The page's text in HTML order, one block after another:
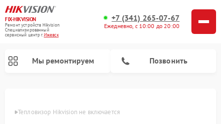
FIX-HIKVISION
Ремонт устройств Hikvision
Специализированный
cервисный центр г.Ижевск
+7 (341) 265-07-67
Ежедневно, с 10:00 до 20:00
Мы ремонтируем Позвонить
Тепловизор Hikvision не включается